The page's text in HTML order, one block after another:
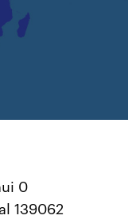
0
139062